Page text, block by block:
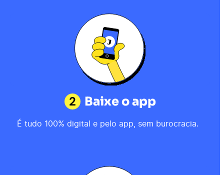
2 Baixe o app
É tudo 100% digital e pelo app, sem burocracia.